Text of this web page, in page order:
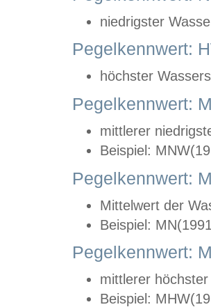
niedrigster
Pegelkennwert:
höchster
Pegelkennwert:
mittlerer
Beispiel:
Pegelkennwert:
Mittelwert der
Beispiel:
Pegelkennwert:
mittlerer
Beispiel: